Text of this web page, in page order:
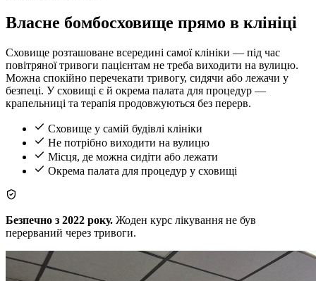
Власне бомбосховище прямо в клініці
Сховище розташоване всередині самої клініки — під час
повітряної тривоги пацієнтам не треба виходити на вулицю.
Можна спокійно перечекати тривогу, сидячи або лежачи у
безпеці. У сховищі є й окрема палата для процедур —
крапельниці та терапія продовжуються без перерв.
Сховище у самій будівлі клініки
Не потрібно виходити на вулицю
Місця, де можна сидіти або лежати
Окрема палата для процедур у сховищі
Безпечно з 2022 року. Жоден курс лікування не був
перерваний через тривоги.